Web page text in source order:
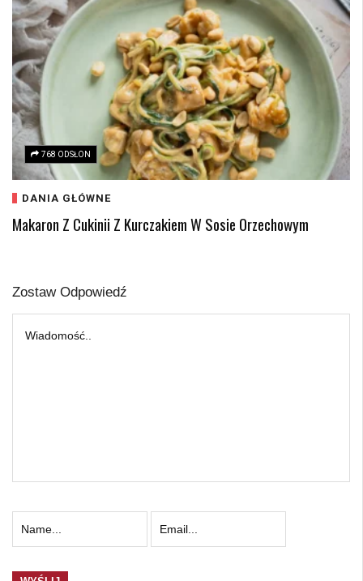
768 ODSŁON
DANIA GŁÓWNE
Makaron Z Cukinii Z Kurczakiem W Sosie Orzechowym
Zostaw Odpowiedź